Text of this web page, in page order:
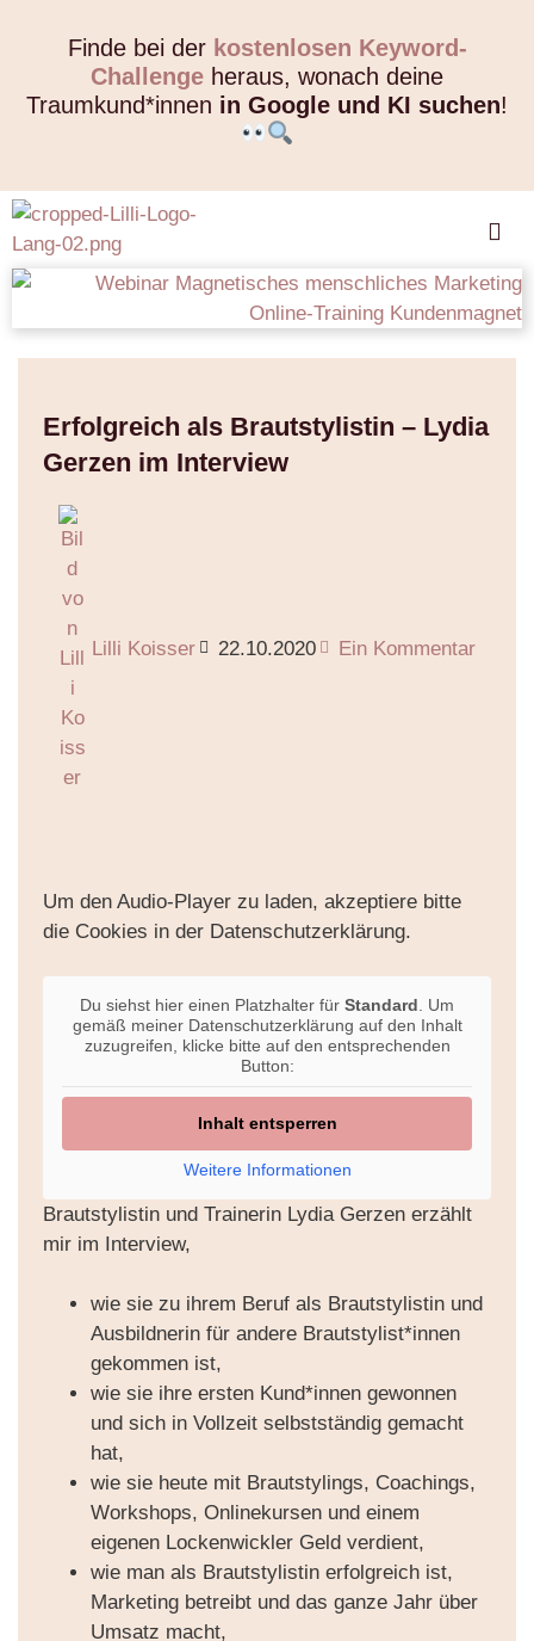
Finde bei der kostenlosen Keyword-
Challenge heraus, wonach deine
Traumkund*innen in Google und KI suchen!
Erfolgreich als Brautstylistin – Lydia
Gerzen im Interview
Lilli Koisser 22.10.2020 Ein Kommentar
Um den Audio-Player zu laden, akzeptiere bitte
die Cookies in der Datenschutzerklärung.
Du siehst hier einen Platzhalter für Standard . Um
gemäß meiner Datenschutzerklärung auf den Inhalt
zuzugreifen, klicke bitte auf den entsprechenden
Button:
Inhalt entsperren
Weitere Informationen
Brautstylistin und Trainerin Lydia Gerzen erzählt
mir im Interview,
wie sie zu ihrem Beruf als Brautstylistin und
Ausbildnerin für andere Brautstylist*innen
gekommen ist,
wie sie ihre ersten Kund*innen gewonnen
und sich in Vollzeit selbstständig gemacht
hat,
wie sie heute mit Brautstylings, Coachings,
Workshops, Onlinekursen und einem
eigenen Lockenwickler Geld verdient,
wie man als Brautstylistin erfolgreich ist,
Marketing betreibt und das ganze Jahr über
Umsatz macht,